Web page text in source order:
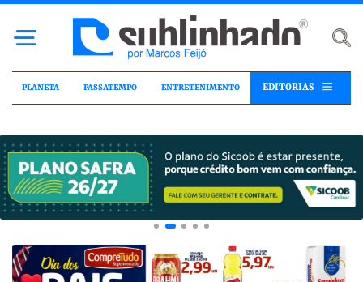
PLANETA PASSATEMPO ENTRETENIMENTO EDITORIAS